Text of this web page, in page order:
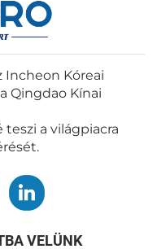
Incheon Kóreai
Qingdao Kínai
a világpiacra
VELÜNK